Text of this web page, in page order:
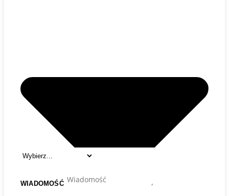
WIADOMOŚĆ